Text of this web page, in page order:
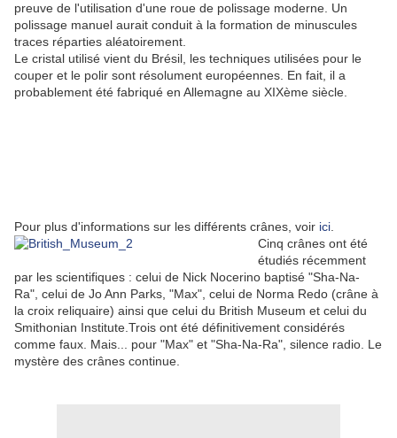
preuve de l'utilisation d'une roue de polissage moderne. Un
polissage manuel aurait conduit à la formation de minuscules
traces réparties aléatoirement.
Le cristal utilisé vient du Brésil, les techniques utilisées pour le
couper et le polir sont résolument européennes. En fait, il a
probablement été fabriqué en Allemagne au XIXème siècle.
Pour plus d'informations sur les différents crânes, voir ici
Cinq crânes ont été
étudiés récemment
par les scientifiques : celui de Nick Nocerino baptisé "Sha-Na-
Ra", celui de Jo Ann Parks, "Max", celui de Norma Redo (crâne à
la croix reliquaire) ainsi que celui du British Museum et celui du
Smithonian Institute.Trois ont été définitivement considérés
comme faux. Mais... pour "Max" et "Sha-Na-Ra", silence radio. Le
mystère des crânes continue.